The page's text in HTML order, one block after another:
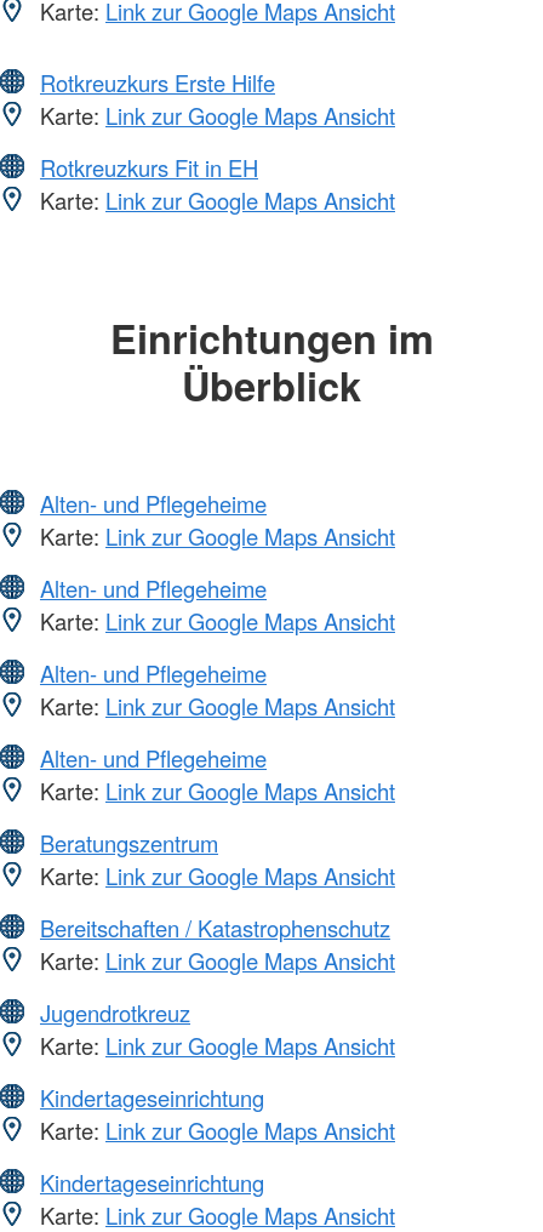
Karte: Link zur Google Maps Ansicht
Rotkreuzkurs Erste Hilfe
Karte: Link zur Google Maps Ansicht
Rotkreuzkurs Fit in EH
Karte: Link zur Google Maps Ansicht
Einrichtungen im
Überblick
Alten- und Pflegeheime
Karte: Link zur Google Maps Ansicht
Alten- und Pflegeheime
Karte: Link zur Google Maps Ansicht
Alten- und Pflegeheime
Karte: Link zur Google Maps Ansicht
Alten- und Pflegeheime
Karte: Link zur Google Maps Ansicht
Beratungszentrum
Karte: Link zur Google Maps Ansicht
Bereitschaften / Katastrophenschutz
Karte: Link zur Google Maps Ansicht
Jugendrotkreuz
Karte: Link zur Google Maps Ansicht
Kindertageseinrichtung
Karte: Link zur Google Maps Ansicht
Kindertageseinrichtung
Karte: Link zur Google Maps Ansicht